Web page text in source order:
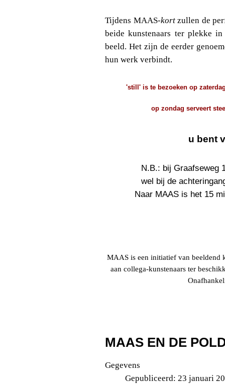
Tijdens MAAS-kortzullen de
beide kunstenaars ter plekke
beeld. Het zijn de eerder
hun werk verbindt.
'still' is te bezoeken op
op zondag serveert
u bent
N.B.: bij Graafseweg
wel bij de
Naar MAAS is het 15
MAAS is een initiatief van beeldend
aan collega-kunstenaars ter
MAAS EN DE
Gegevens
Gepubliceerd: 23 januari